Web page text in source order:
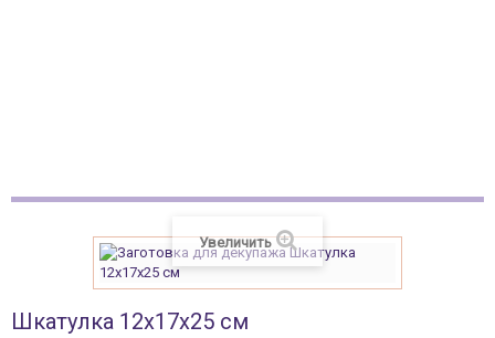
Увеличить
Шкатулка 12х17х25 см